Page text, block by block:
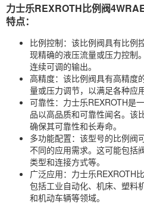
力士乐REXROTH比例阀
特点：
比例控制：该比例阀具有比例
现精确的液压流量或压力控制
连续可调的输出。
高精度：该比例阀具有高精度
量或压力调节，以满足各种应
可靠性：力士乐REXROTH是
品以高品质和可靠性闻名。该
确保其可靠性和长寿命。
多功能配置：该型号的比例阀
不同的应用需求。这可能包括
类型和连接方式等。
广泛应用：力士乐REXROTH
包括工业自动化、机床、塑料
和机动车辆等领域。